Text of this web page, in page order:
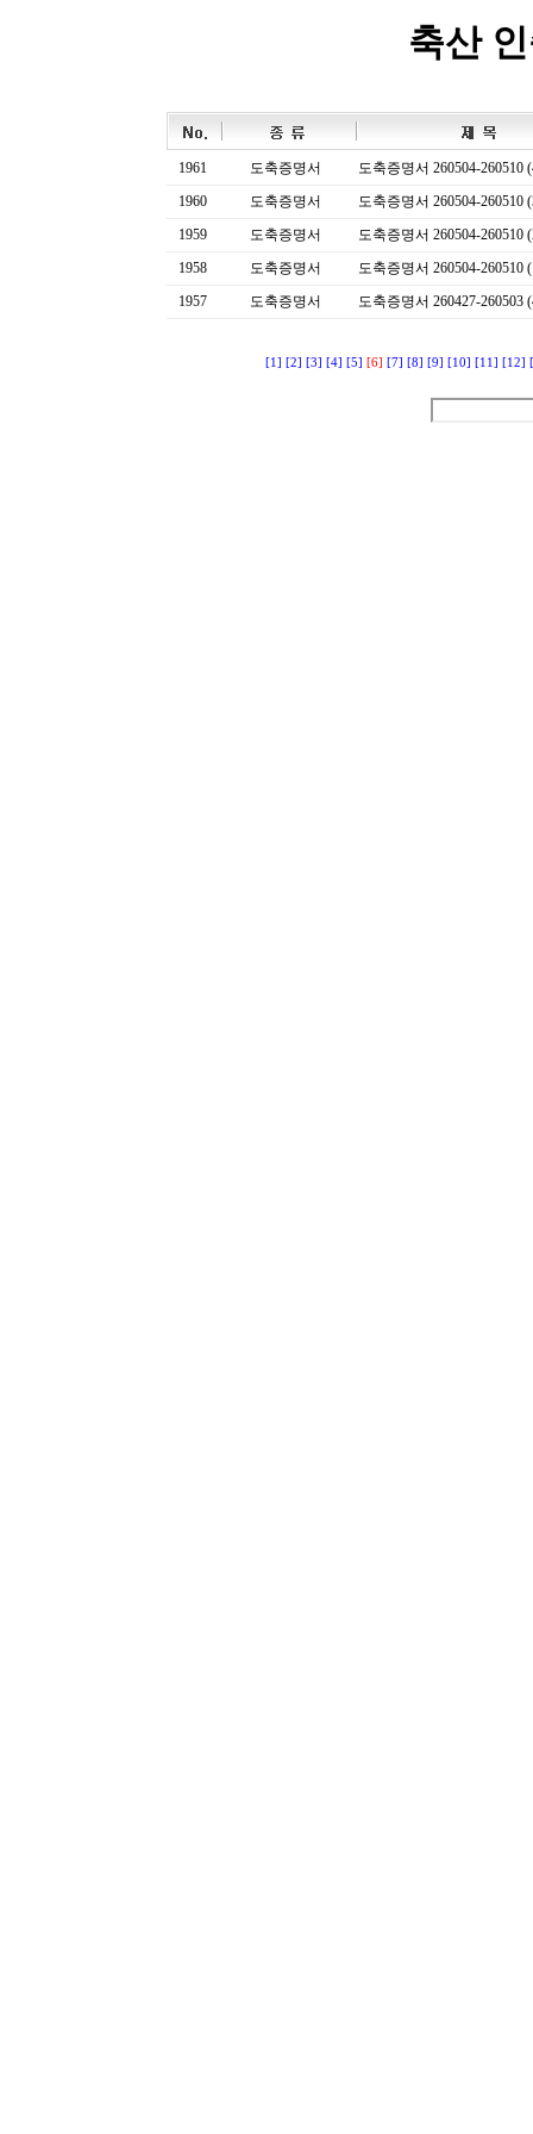
축산
1961 도축증명서
도축증명서 260504-260510
1960
도축증명서
도축증명서 260504-260510
1959
도축증명서
도축증명서 260504-260510
1958
도축증명서
도축증명서 260504-260510
1957
도축증명서 도축증명서 260427-260503
[1] [2] [3] [4] [5] [6] [7] [8] [9] [10] [11] [12]